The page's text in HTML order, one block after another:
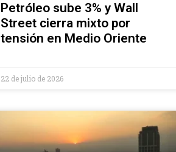
Petróleo sube 3% y Wall
Street cierra mixto por
tensión en Medio Oriente
22 de julio de 2026